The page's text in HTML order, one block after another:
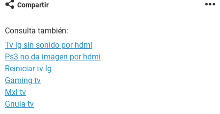
Compartir
Consulta también:
Tv lg sin sonido por hdmi
Ps3 no da imagen por hdmi
Reiniciar tv lg
Gaming tv
Mxl tv
Gnula tv